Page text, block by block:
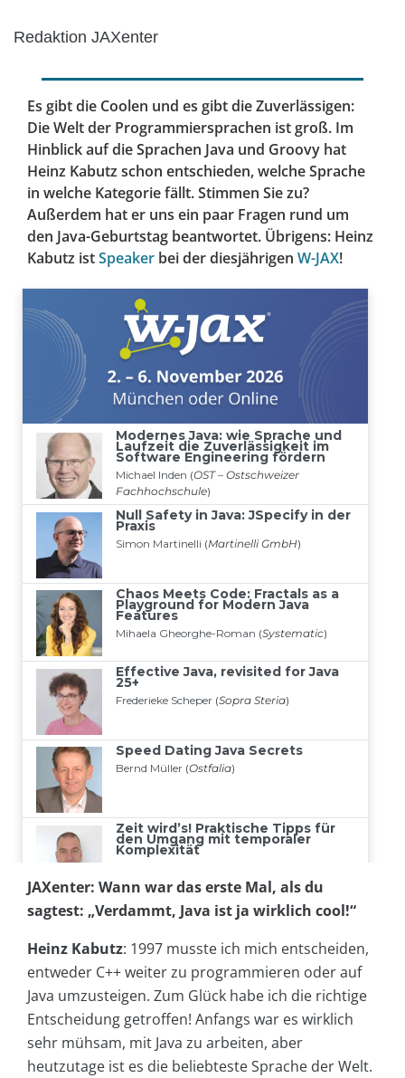
Redaktion JAXenter
Es gibt die Coolen und es gibt die Zuverlässigen:
Die Welt der Programmiersprachen ist groß. Im
Hinblick auf die Sprachen Java und Groovy hat
Heinz Kabutz schon entschieden, welche Sprache
in welche Kategorie fällt. Stimmen Sie zu?
Außerdem hat er uns ein paar Fragen rund um
den Java-Geburtstag beantwortet. Übrigens: Heinz
Kabutz istSpeaker bei der diesjährigen W-JAX!
JAXenter: Wann war das erste Mal, als du
sagtest: „Verdammt, Java ist ja wirklich cool!“
Heinz Kabutz: 1997 musste ich mich entscheiden,
entweder C++ weiter zu programmieren oder auf
Java umzusteigen. Zum Glück habe ich die richtige
Entscheidung getroffen! Anfangs war es wirklich
sehr mühsam, mit Java zu arbeiten, aber
heutzutage ist es die beliebteste Sprache der Welt.